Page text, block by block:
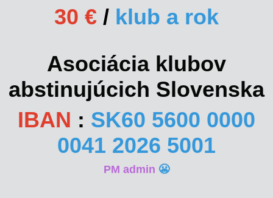
30 € / klub a rok
Asociácia klubov
abstinujúcich Slovenska
IBAN : SK60 5600 0000
0041 2026 5001
PM admin 😬